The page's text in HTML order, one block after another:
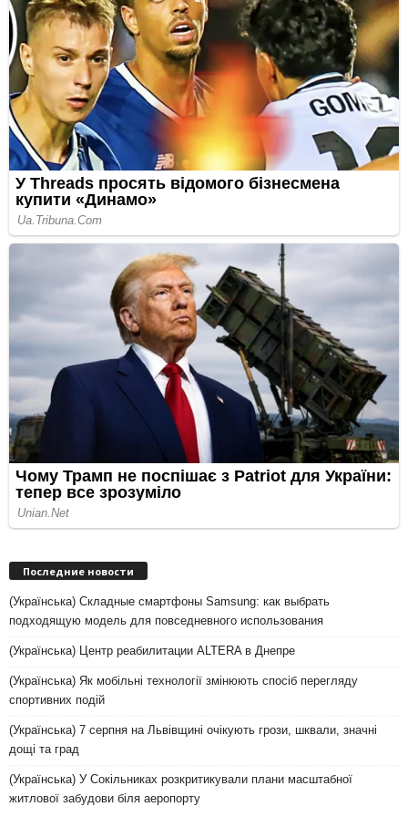
Последние новости
(Українська) Складные смартфоны Samsung: как выбрать
подходящую модель для повседневного использования
(Українська) Центр реабилитации ALTERA в Днепре
(Українська) Як мобільні технології змінюють спосіб перегляду
спортивних подій
(Українська) 7 серпня на Львівщині очікують грози, шквали, значні
дощі та град
(Українська) У Сокільниках розкритикували плани масштабної
житлової забудови біля аеропорту